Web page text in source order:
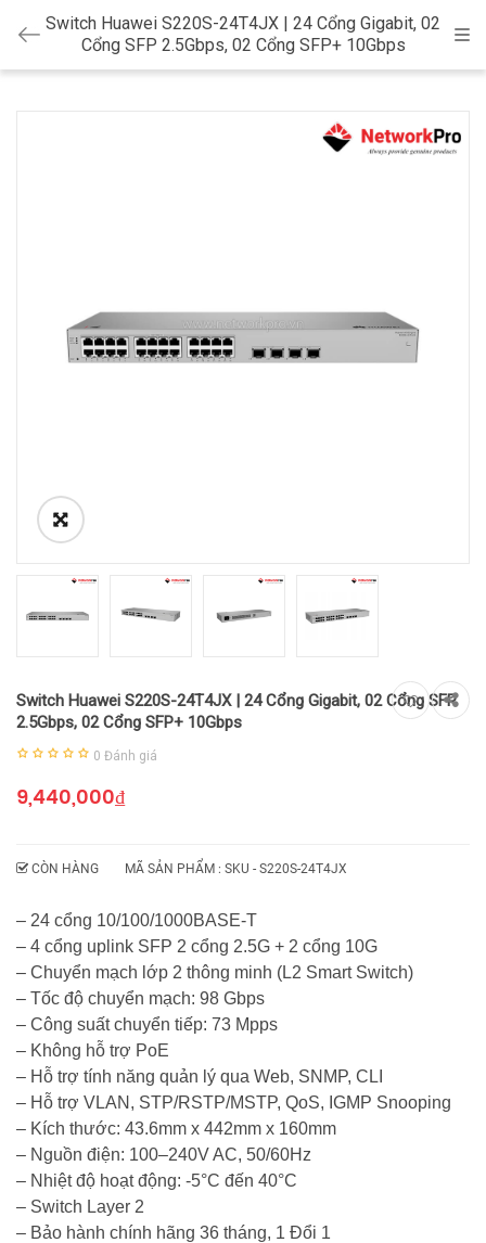
Switch Huawei S220S-24T4JX | 24 Cổng Gigabit, 02
Cổng SFP 2.5Gbps, 02 Cổng SFP+ 10Gbps
Switch Huawei S220S-24T4JX | 24 Cổng Gigabit, 02 Cổng SFP
2.5Gbps, 02 Cổng SFP+ 10Gbps
0 Đánh giá
9,440,000₫
CÒN HÀNG MÃ SẢN PHẨM : SKU - S220S-24T4JX
– 24 cổng 10/100/1000BASE-T
– 4 cổng uplink SFP 2 cổng 2.5G + 2 cổng 10G
– Chuyển mạch lớp 2 thông minh (L2 Smart Switch)
– Tốc độ chuyển mạch: 98 Gbps
– Công suất chuyển tiếp: 73 Mpps
– Không hỗ trợ PoE
– Hỗ trợ tính năng quản lý qua Web, SNMP, CLI
– Hỗ trợ VLAN, STP/RSTP/MSTP, QoS, IGMP Snooping
– Kích thước: 43.6mm x 442mm x 160mm
– Nguồn điện: 100–240V AC, 50/60Hz
– Nhiệt độ hoạt động: -5°C đến 40°C
– Switch Layer 2
– Bảo hành chính hãng 36 tháng, 1 Đổi 1